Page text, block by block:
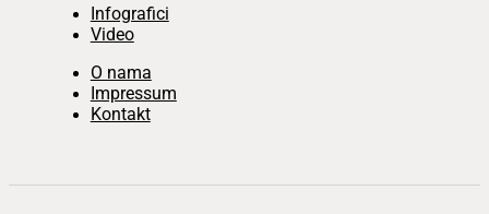
Infografici
Video
O nama
Impressum
Kontakt